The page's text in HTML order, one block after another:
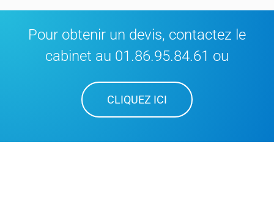
Pour obtenir un devis, contactez le
cabinet au 01.86.95.84.61 ou
CLIQUEZ ICI